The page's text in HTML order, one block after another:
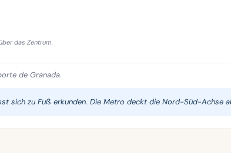
das Zentrum.
de Granada.
sich zu Fuß erkunden. Die Metro deckt die Nord-Süd-Achse